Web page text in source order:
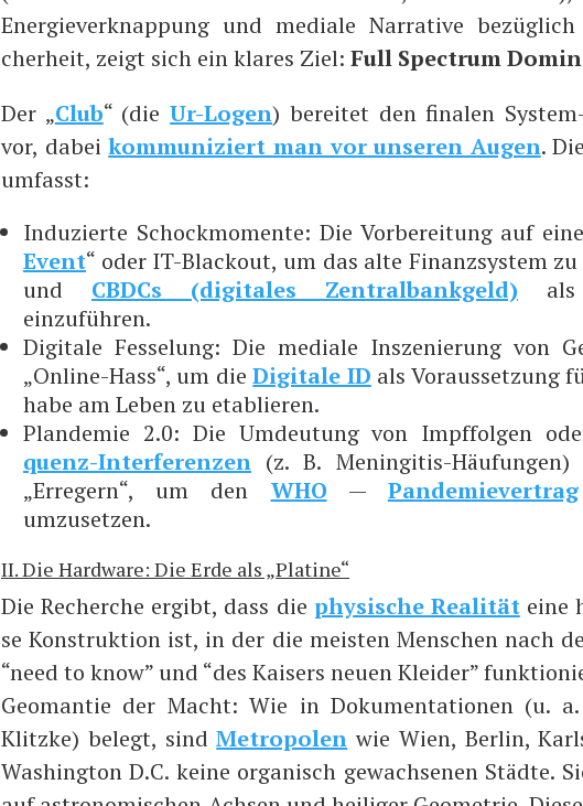
Ener­gie­ver­knap­pung und media­le Nar­ra­ti­ve
cher­heit, zeigt sich ein kla­res Ziel: Full Spec­trum
Der „Club“ (dieUr-Logen) berei­tet den fina­len
vor, dabeikom­mu­ni­ziert man vor unse­ren Augen.
umfasst:
Indu­zier­te Schock­mo­men­te: Die Vor­be­rei­tung auf
Event“ oder IT-Black­out, um das alte Finanz­sys­tem
und CBDCs (digi­ta­les Zen­tral­bank­geld) als
einzuführen.
Digi­ta­le Fes­se­lung: Die media­le Insze­nie­rung von
„Online-Hass“, um dieDigi­ta­le ID als Vor­aus­set­zung
ha­be am Leben zu etablieren.
Plan­de­mie 2.0: Die Umdeu­tung von Impf­fol­gen
quenz-Inter­fe­ren­zen (z. B. Menin­gi­tis-
„Erre­gern“, um den WHO — Pan­de­mie­ver­trag
umzusetzen.
II. Die Hardware: Die Erde als „Platine“
Die Recher­che ergibt, dass die phy­si­sche Rea­li­täteine
se Kon­struk­ti­on ist, in der die meis­ten Men­schen nach
“need to know” und “des Kai­sers neu­en Klei­der”
Geo­man­tie der Macht: Wie in Doku­men­ta­tio­nen (u.
Klitz­ke) belegt, sindMetro­po­len wie Wien, Ber­lin,
Washing­ton D.C. kei­ne orga­nisch gewach­se­nen Städ­te.